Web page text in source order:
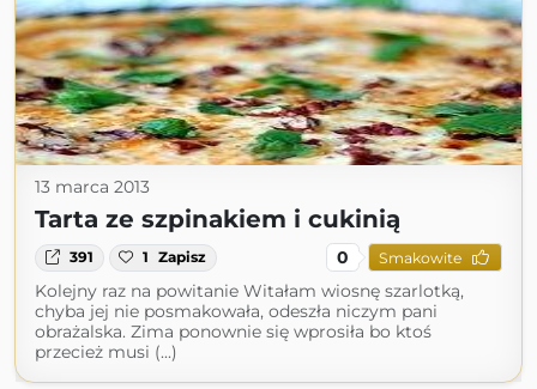
13 marca 2013
Tarta ze szpinakiem i cukinią
391 1 Zapisz 0 Smakowite
Kolejny raz na powitanie Witałam wiosnę szarlotką,
chyba jej nie posmakowała, odeszła niczym pani
obrażalska. Zima ponownie się wprosiła bo ktoś
przecież musi (...)